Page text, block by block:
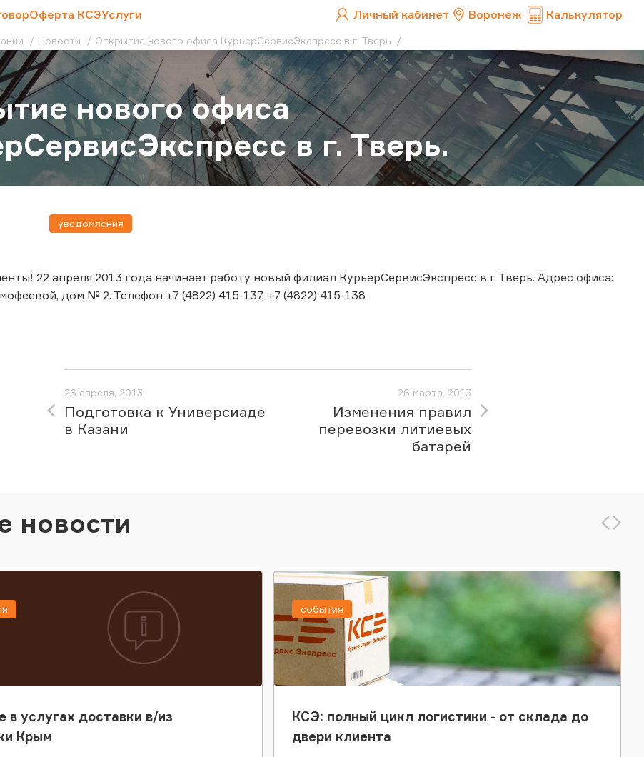
Оферта КСЭУслуги Личный кабинет Воронеж Калькулятор
Новости Открытие нового офиса КурьерСервисЭкспресс в г. Тверь.
нового офиса
в г. Тверь.
уведомления
22 апреля 2013 года начинает работу новый филиал КурьерСервисЭкспресс в г. Тверь. Адрес офиса:
дом № 2. Телефон +7 (4822) 415-137, +7 (4822) 415-138
26 апреля, 2013
Подготовка к Универсиаде
в Казани
26 марта, 2013
Изменения правил
перевозки литиевых
батарей
новости
в услугах доставки в/из
Крым
КСЭ: полный цикл логистики - от склада до
двери клиента
события